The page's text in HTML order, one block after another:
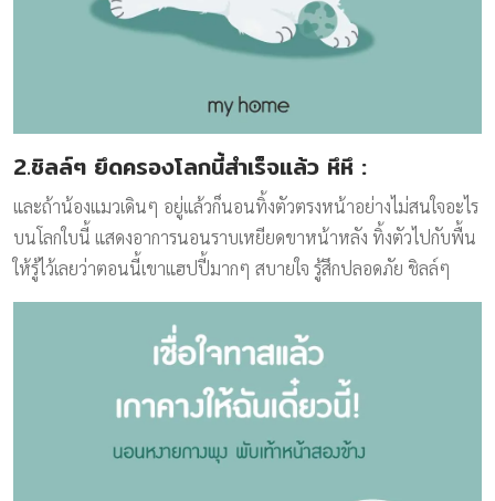
2.ชิลล์ๆ ยึดครองโลกนี้สำเร็จแล้ว หึหึ :
และถ้าน้องแมวเดินๆ อยู่แล้วก็นอนทิ้งตัวตรงหน้าอย่างไม่สนใจอะไร
บนโลกใบนี้ แสดงอาการนอนราบเหยียดขาหน้าหลัง ทิ้งตัวไปกับพื้น
ให้รู้ไว้เลยว่าตอนนี้เขาแฮปปี้มากๆ สบายใจ รู้สึกปลอดภัย ชิลล์ๆ